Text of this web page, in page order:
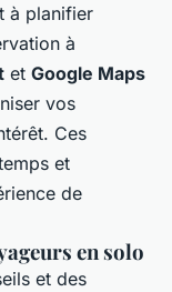
à planifier
à
et Google Maps
vos
Ces
et
de
en solo
et des